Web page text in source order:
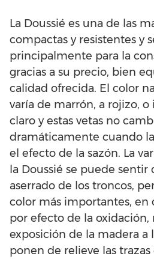
La Doussié es una de las
compactas y resistentes y
principalmente para la
gracias a su precio, bien
calidad ofrecida. El color
varía de marrón, a rojizo,
claro y estas vetas no
dramáticamente cuando
el efecto de la sazón. La
la Doussié se puede
aserrado de los troncos,
color más importantes, en
por efecto de la oxidación,
exposición de la madera a
ponen de relieve las